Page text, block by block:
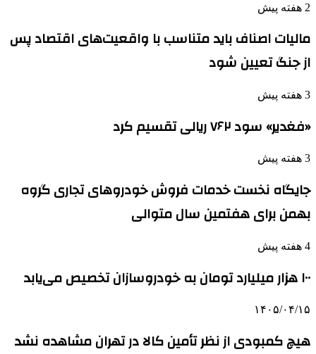
2 هفته پیش
مالیات اصناف باید متناسب با واقعیت‌های اقتصاد پس
از جنگ تعیین شود
3 هفته پیش
«فغدیر» سود ۷۶۲ ریالی تقسیم کرد
3 هفته پیش
جایگاه نخست خدمات فروش خودروهای تجاری گروه
بهمن برای هفتمین سال متوالی
4 هفته پیش
۱۰۰ هزار میلیارد تومان به خودروسازان تخصیص می‌یابد
۱۴۰۵/۰۴/۱۵
هیچ کمبودی از نظر تأمین کالا در تهران مشاهده نشد